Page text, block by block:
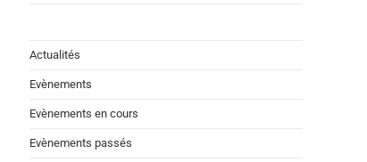
Actualités
Evènements
Evènements en cours
Evènements passés